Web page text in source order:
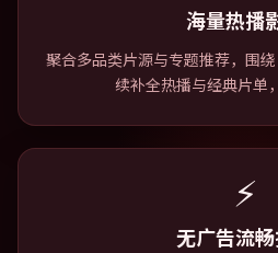
海量热播
聚合多品类片源与专题推荐，围
续补全热播与经典片单
⚡
无广告流